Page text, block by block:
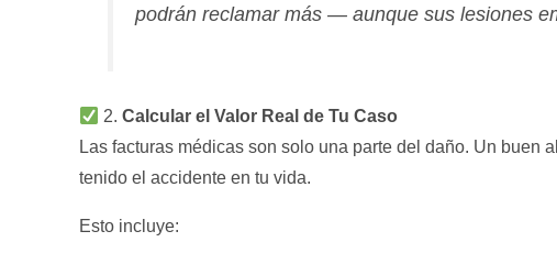
podrán reclamar más — aunque sus lesiones
2.Calcular el Valor Real de Tu Caso
Las facturas médicas son solo una parte del daño. Un buen
tenido el accidente en tu vida.
Esto incluye: